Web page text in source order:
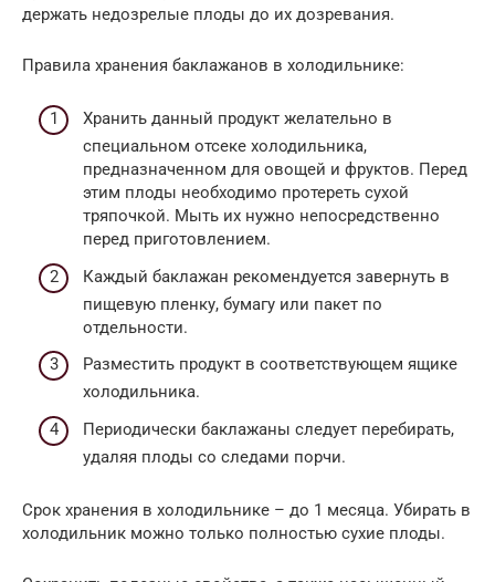
держать недозрелые плоды до их дозревания.
Правила хранения баклажанов в холодильнике:
Хранить данный продукт желательно в
специальном отсеке холодильника,
предназначенном для овощей и фруктов. Перед
этим плоды необходимо протереть сухой
тряпочкой. Мыть их нужно непосредственно
перед приготовлением.
Каждый баклажан рекомендуется завернуть в
пищевую пленку, бумагу или пакет по
отдельности.
Разместить продукт в соответствующем ящике
холодильника.
Периодически баклажаны следует перебирать,
удаляя плоды со следами порчи.
Срок хранения в холодильнике – до 1 месяца. Убирать в
холодильник можно только полностью сухие плоды.